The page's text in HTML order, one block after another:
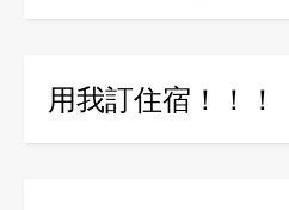
用我訂住宿！！！